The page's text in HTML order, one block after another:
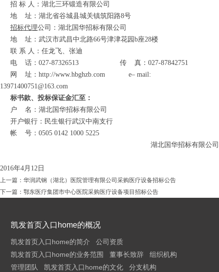
招 标 人：湖北三环锻造有限公司
地
址：湖北省谷城县城关镇筑阳路8号
招标代理公司：湖北国华招标有限公司
地
址： 武汉市武昌中北路66号津津花园b座28楼
联 系 人：任龙飞、张迪
电
话：027-87326513 传
真：027-87842751
网
址 ： http://www.hbghzb.com e– mail:
13971400751@163.com
标书款、投标保证金汇至：
户
名：湖北国华招标有限公司
开户银行：民生银行武汉中南支行
帐
号：0505 0142 1000 5225
湖北国华招标有限公司
2016年4月 12 日
上一篇： 华润武钢（湖北）医院管理有限公司采购医疗设备招标公告
下一篇： 鄂东医疗集团市中心医院采购医疗设备项目招标公告
凯发首页入口home的概况
凯发首页入口home的简介
公司资质
凯发首页入口home的业务范围
董事长致辞
组织机构
管理团队
凯发首页入口home的文化
分支机构